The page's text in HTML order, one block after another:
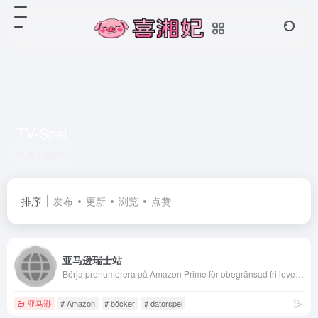
排序 发布 更新 浏览 点赞
亚马逊瑞士站
亚马逊 # Amazon # böcker # datorspel